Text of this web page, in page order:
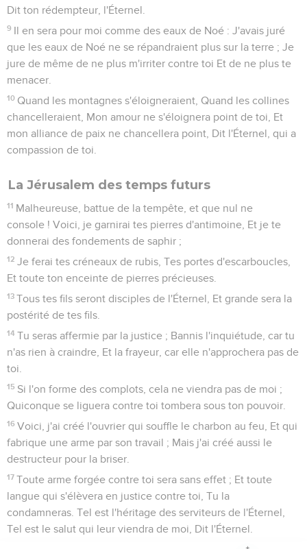
Dit ton rédempteur, l'Éternel.
9 Il en sera pour moi comme des eaux de Noé : J'avais juré
que les eaux de Noé ne se répandraient plus sur la terre ; Je
jure de même de ne plus m'irriter contre toi Et de ne plus te
menacer.
10 Quand les montagnes s'éloigneraient, Quand les collines
chancelleraient, Mon amour ne s'éloignera point de toi, Et
mon alliance de paix ne chancellera point, Dit l'Éternel, qui a
compassion de toi.
La Jérusalem des temps futurs
11 Malheureuse, battue de la tempête, et que nul ne
console ! Voici, je garnirai tes pierres d'antimoine, Et je te
donnerai des fondements de saphir ;
12 Je ferai tes créneaux de rubis, Tes portes d'escarboucles,
Et toute ton enceinte de pierres précieuses.
13 Tous tes fils seront disciples de l'Éternel, Et grande sera la
postérité de tes fils.
14 Tu seras affermie par la justice ; Bannis l'inquiétude, car tu
n'as rien à craindre, Et la frayeur, car elle n'approchera pas de
toi.
15 Si l'on forme des complots, cela ne viendra pas de moi ;
Quiconque se liguera contre toi tombera sous ton pouvoir.
16 Voici, j'ai créé l'ouvrier qui souffle le charbon au feu, Et qui
fabrique une arme par son travail ; Mais j'ai créé aussi le
destructeur pour la briser.
17 Toute arme forgée contre toi sera sans effet ; Et toute
langue qui s'élèvera en justice contre toi, Tu la
condamneras. Tel est l'héritage des serviteurs de l'Éternel,
Tel est le salut qui leur viendra de moi, Dit l'Éternel.